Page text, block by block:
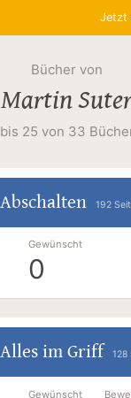
Jetzt
Bücher von
Martin
bis 25 von 33
Abschalten 192
Gewünscht
0
Alles im Griff 128
Gewünscht